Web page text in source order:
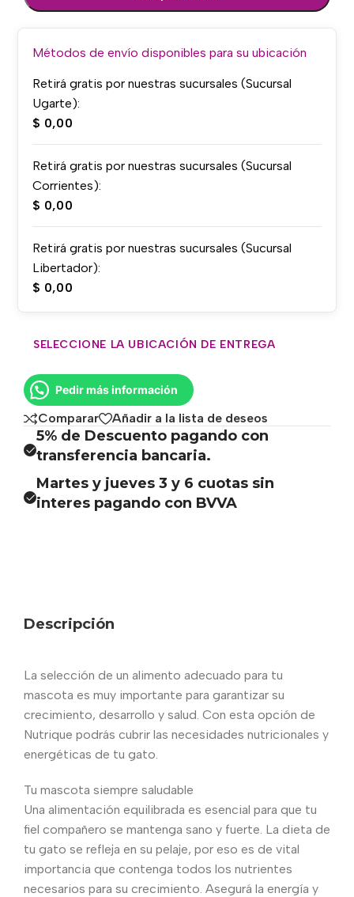
Métodos de envío disponibles para su ubicación
Retirá gratis por nuestras sucursales (Sucursal
Ugarte):
$ 0,00
Retirá gratis por nuestras sucursales (Sucursal
Corrientes):
$ 0,00
Retirá gratis por nuestras sucursales (Sucursal
Libertador):
$ 0,00
SELECCIONE LA UBICACIÓN DE ENTREGA
Pedir más información
Comparar Añadir a la lista de deseos
5% de Descuento pagando con
transferencia bancaria.
Martes y jueves 3 y 6 cuotas sin
interes pagando con BVVA
Descripción
La selección de un alimento adecuado para tu
mascota es muy importante para garantizar su
crecimiento, desarrollo y salud. Con esta opción de
Nutrique podrás cubrir las necesidades nutricionales y
energéticas de tu gato.
Tu mascota siempre saludable
Una alimentación equilibrada es esencial para que tu
fiel compañero se mantenga sano y fuerte. La dieta de
tu gato se refleja en su pelaje, por eso es de vital
importancia que contenga todos los nutrientes
necesarios para su crecimiento. Asegurá la energía y